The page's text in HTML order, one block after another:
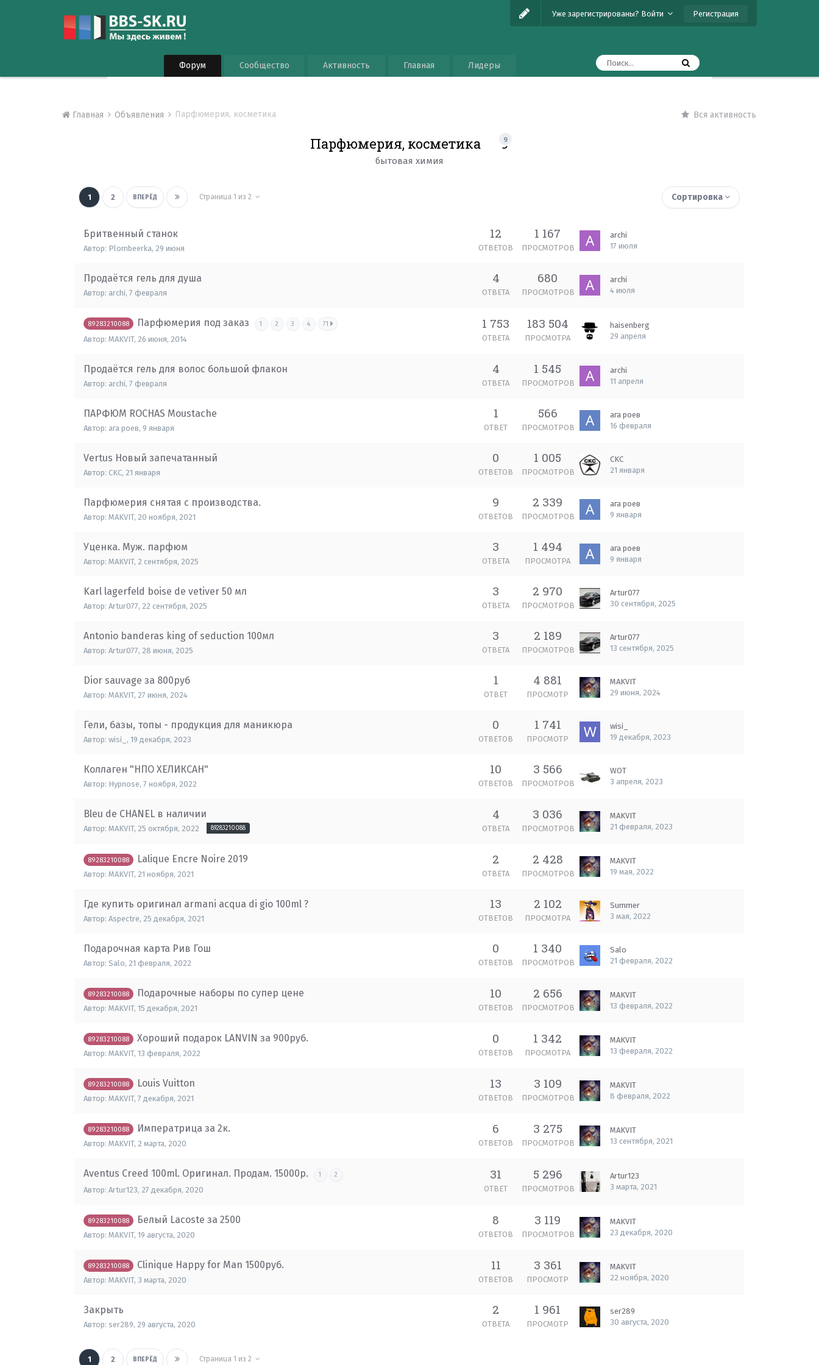
Уже зарегистрированы? Войти Регистрация
Форум Сообщество Активность Главная Лидеры
Вся активность
Главная Объявления Парфюмерия, косметика
Парфюмерия, косметика 9
9
бытовая химия
Сортировка
1 2 ВПЕРЁД Страница 1 из 2
Бритвенный станок
Автор: Plombeerka,29 июня
12
ОТВЕТОВ
1 167
ПРОСМОТРОВ
archi
17 июля
Продаётся гель для душа
Автор: archi,7 февраля
4
ОТВЕТА
680
ПРОСМОТРОВ
archi
4 июля
89283210088 Парфюмерия под заказ 1 2 3 4 71
Автор:MAKVIT,26 июня, 2014
1 753
ОТВЕТА
183 504
ПРОСМОТРА
haisenberg
29 апреля
Продаётся гель для волос большой флакон
Автор: archi,7 февраля
4
ОТВЕТА
1 545
ПРОСМОТРОВ
archi
11 апреля
ПАРФЮМ ROCHAS Moustache
Автор: ага роев, 9 января
1
ОТВЕТ
566
ПРОСМОТРОВ
ага роев
16 февраля
Vertus Новый запечатанный
Автор: CKC,21 января
0
ОТВЕТОВ
1 005
ПРОСМОТРОВ
CKC
21 января
Парфюмерия снятая с производства.
Автор:MAKVIT,20 ноября, 2021
9
ОТВЕТОВ
2 339
ПРОСМОТРОВ
ага роев
9 января
Уценка. Муж. парфюм
Автор:MAKVIT,2 сентября, 2025
3
ОТВЕТА
1 494
ПРОСМОТРА
ага роев
9 января
Karl lagerfeld boise de vetiver 50 мл
Автор:Artur077,22 сентября, 2025
3
ОТВЕТА
2 970
ПРОСМОТРОВ
Artur077
30 сентября, 2025
Antonio banderas king of seduction 100мл
Автор:Artur077,28 июня, 2025
3
ОТВЕТА
2 189
ПРОСМОТРОВ
Artur077
13 сентября, 2025
Dior sauvage за 800руб
Автор:MAKVIT,27 июня, 2024
1
ОТВЕТ
4 881
ПРОСМОТР
MAKVIT
29 июня, 2024
Гели, базы, топы - продукция для маникюра
Автор:wisi_ ,19 декабря, 2023
0
ОТВЕТОВ
1 741
ПРОСМОТР
wisi_
19 декабря, 2023
Коллаген "НПО ХЕЛИКСАН"
Автор: Hypnose,7 ноября, 2022
10
ОТВЕТОВ
3 566
ПРОСМОТРОВ
WOT
3 апреля, 2023
Bleu de CHANEL в наличии
Автор:MAKVIT,25 октября, 2022 89283210088
4
ОТВЕТА
3 036
ПРОСМОТРОВ
MAKVIT
21 февраля, 2023
89283210088 Lalique Encre Noire 2019
Автор:MAKVIT,21 ноября, 2021
2
ОТВЕТА
2 428
ПРОСМОТРОВ
MAKVIT
19 мая, 2022
Где купить оригинал armani acqua di gio 100ml ?
Автор:Aspectre,25 декабря, 2021
13
ОТВЕТОВ
2 102
ПРОСМОТРА
Summer
3 мая, 2022
Подарочная карта Рив Гош
Автор:Salo,21 февраля, 2022
0
ОТВЕТОВ
1 340
ПРОСМОТРОВ
Salo
21 февраля, 2022
89283210088 Подарочные наборы по супер цене
Автор:MAKVIT,15 декабря, 2021
10
ОТВЕТОВ
2 656
ПРОСМОТРОВ
MAKVIT
13 февраля, 2022
89283210088 Хороший подарок LANVIN за 900руб.
Автор:MAKVIT,13 февраля, 2022
0
ОТВЕТОВ
1 342
ПРОСМОТРА
MAKVIT
13 февраля, 2022
89283210088 Louis Vuitton
Автор:MAKVIT,7 декабря, 2021
13
ОТВЕТОВ
3 109
ПРОСМОТРОВ
MAKVIT
8 февраля, 2022
89283210088 Императрица за 2к.
Автор:MAKVIT,2 марта, 2020
6
ОТВЕТОВ
3 275
ПРОСМОТРОВ
MAKVIT
13 сентября, 2021
Aventus Creed 100ml. Оригинал. Продам. 15000р. 1 2
Автор:Artur123,27 декабря, 2020
31
ОТВЕТ
5 296
ПРОСМОТРОВ
Artur123
3 марта, 2021
89283210088 Белый Lacoste за 2500
Автор:MAKVIT,19 августа, 2020
8
ОТВЕТОВ
3 119
ПРОСМОТРОВ
MAKVIT
23 декабря, 2020
89283210088 Clinique Happy for Man 1500руб.
Автор:MAKVIT,3 марта, 2020
11
ОТВЕТОВ
3 361
ПРОСМОТР
MAKVIT
22 ноября, 2020
Закрыть
Автор: ser289,29 августа, 2020
2
ОТВЕТА
1 961
ПРОСМОТР
ser289
30 августа, 2020
1 2 ВПЕРЁД Страница 1 из 2